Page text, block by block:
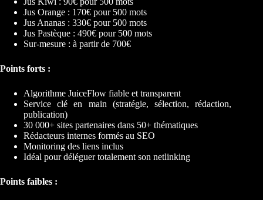
Jus Orange : 170€ pour 500 mots
Jus Ananas : 330€ pour 500 mots
Jus Pastèque : 490€ pour 500 mots
Sur-mesure : à partir de 700€
Points forts :
Algorithme JuiceFlow fiable et transparent
Service clé en main (stratégie, sélection, rédaction,
publication)
30 000+ sites partenaires dans 50+ thématiques
Rédacteurs internes formés au SEO
Monitoring des liens inclus
Idéal pour déléguer totalement son netlinking
Points faibles :